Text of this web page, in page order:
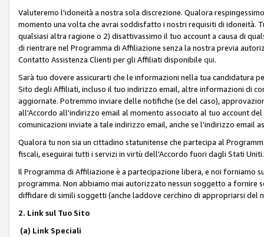
Valuteremo l'idoneità a nostra sola discrezione. Qualora
momento una volta che avrai soddisfatto i nostri requisiti di idoneità.
qualsiasi altra ragione o 2) disattivassimo il tuo account a causa di
di rientrare nel Programma di Affiliazione senza la nostra previa
Contatto Assistenza Clienti per gli Affiliati disponibile qui.
Sarà tuo dovere assicurarti che le informazioni nella tua candidatura
Sito degli Affiliati, incluso il tuo indirizzo email, altre informazioni di
aggiornate. Potremmo inviare delle notifiche (se del caso),
all'Accordo all'indirizzo email al momento associato al tuo account
comunicazioni inviate a tale indirizzo email, anche se l'indirizzo email
Qualora tu non sia un cittadino statunitense che partecipa al
fiscali, eseguirai tutti i servizi in virtù dell'Accordo fuori dagli Stati
Il Programma di Affiliazione è a partecipazione libera, e noi forniamo
programma. Non abbiamo mai autorizzato nessun soggetto a fornire
diffidare di simili soggetti (anche laddove cerchino di appropriarsi
2. Link sul Tuo Sito
(a) Link Speciali